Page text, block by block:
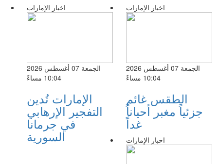
اخبار الإمارات
الجمعة 07 أغسطس 2026
10:04 مساءً
الإمارات تُدين
التفجير الإرهابي
في جرمانا
السورية
اخبار الإمارات
الجمعة 07 أغسطس 2026
10:04 مساءً
الطقس غائم
جزئياً مغبر أحياناً
غداً
اخبار الإمارات